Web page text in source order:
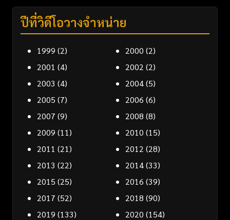
ปีที่วิดีโอวางจำหน่าย
1999 (2) 2000 (2)
2001 (4) 2002 (2)
2003 (4) 2004(5)
2005 (7) 2006 (6)
2007 (9) 2008 (8)
2009 (11) 2010 (15)
2011 (21) 2012 (28)
2013 (22) 2014(33)
2015 (25) 2016 (39)
2017 (52) 2018 (90)
2019 (133) 2020 (154)